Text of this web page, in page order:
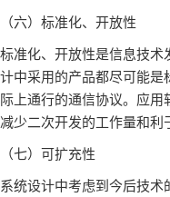
（六）标准化、开放性
标准化、开放性是信息技
计中采用的产品都尽可能
际上通行的通信协议。应
减少二次开发的工作量和利
（七）可扩充性
系统设计中考虑到今后技